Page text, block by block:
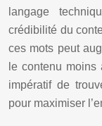
langage
crédibilité du
ces mots peut
le contenu
impératif de
pour maximiser